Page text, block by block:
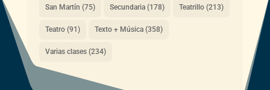
San Martín (75) Secundaria(178) Teatrillo(213)
Teatro(91) Texto + Música(358)
Varias clases(234)